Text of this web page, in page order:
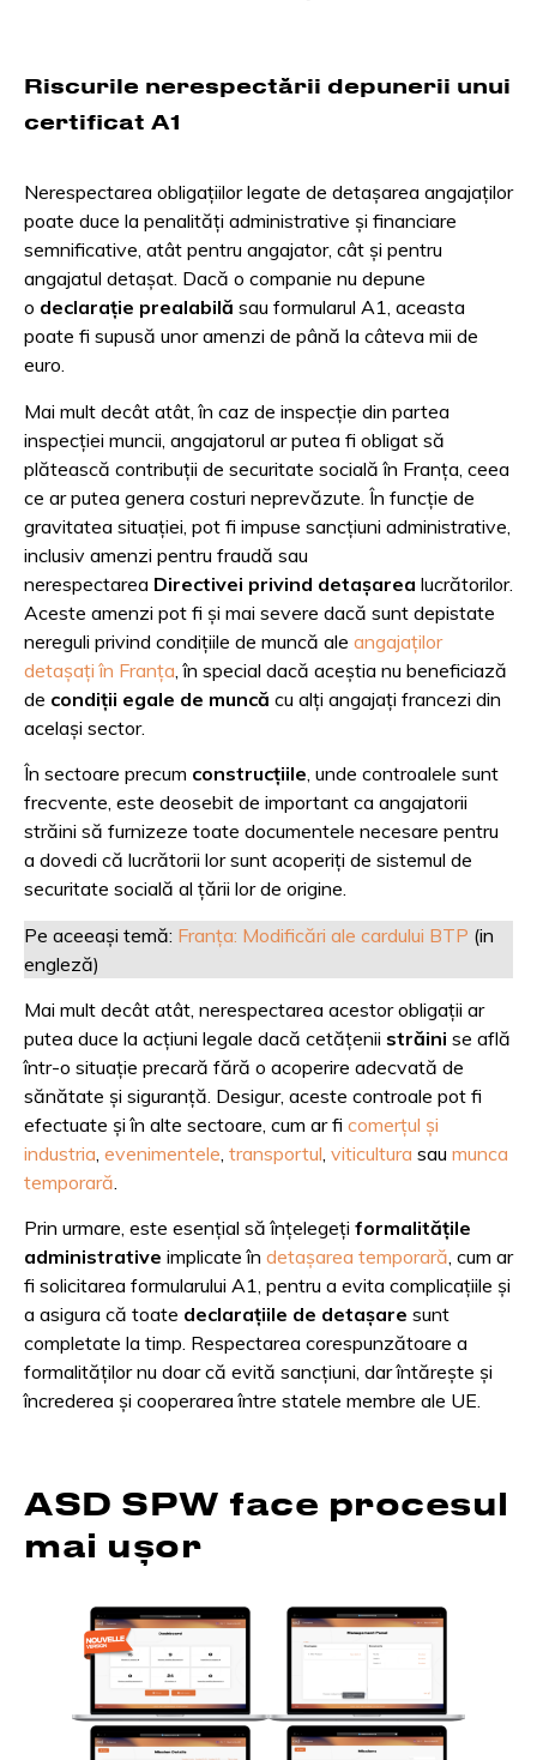
Riscurile nerespectării depunerii unui
certificat A1
Nerespectarea obligațiilor legate de detașarea angajaților
poate duce la penalități administrative și financiare
semnificative, atât pentru angajator, cât și pentru
angajatul detașat. Dacă o companie nu depune
o declarație prealabilă sau formularul A1, aceasta
poate fi supusă unor amenzi de până la câteva mii de
euro.
Mai mult decât atât, în caz de inspecție din partea
inspecției muncii, angajatorul ar putea fi obligat să
plătească contribuții de securitate socială în Franța, ceea
ce ar putea genera costuri neprevăzute. În funcție de
gravitatea situației, pot fi impuse sancțiuni administrative,
inclusiv amenzi pentru fraudă sau
nerespectarea Directivei privind detașarea lucrătorilor.
Aceste amenzi pot fi și mai severe dacă sunt depistate
nereguli privind condițiile de muncă ale angajaților
detașați în Franța , în special dacă aceștia nu beneficiază
de condiții egale de muncă cu alți angajați francezi din
același sector.
În sectoare precum construcțiile, unde controalele sunt
frecvente, este deosebit de important ca angajatorii
străini să furnizeze toate documentele necesare pentru
a dovedi că lucrătorii lor sunt acoperiți de sistemul de
securitate socială al țării lor de origine.
Pe aceeași temă: Franța: Modificări ale cardului BTP (in
engleză)
Mai mult decât atât, nerespectarea acestor obligații ar
putea duce la acțiuni legale dacă cetățenii străini se află
într-o situație precară fără o acoperire adecvată de
sănătate și siguranță. Desigur, aceste controale pot fi
efectuate și în alte sectoare, cum ar fi comerțul și
industria evenimentele transportul viticultura sau munca
temporară
Prin urmare, este esențial să înțelegeți formalitățile
administrative implicate în detașarea temporară, cum ar
fi solicitarea formularului A1, pentru a evita complicațiile și
a asigura că toate declarațiile de detașare sunt
completate la timp. Respectarea corespunzătoare a
formalităților nu doar că evită sancțiuni, dar întărește și
încrederea și cooperarea între statele membre ale UE.
ASD SPW face procesul
mai ușor